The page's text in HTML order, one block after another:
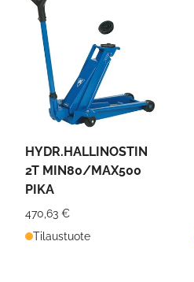
HYDR.HALLINOSTIN
2T MIN80/MAX500
PIKA
470,63 €
Tilaustuote